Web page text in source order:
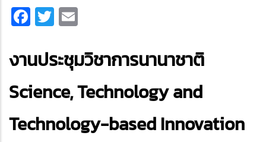
Facebook
Twitter
งานประชุมวิชาการนานาชาติ
Science, Technology and
Technology-based Innovation